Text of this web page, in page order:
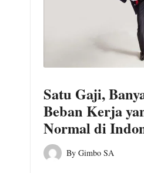
Satu Gaji,
Beban Kerja
Normal di
Posted
By Gimbo SA